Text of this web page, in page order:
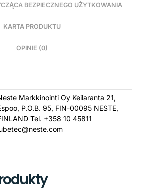
BEZPIECZNEGO UŻYTKOWANIA
KARTA PRODUKTU
OPINIE (0)
Markkinointi Oy Keilaranta 21,
P.O.B. 95, FIN-00095 NESTE,
Tel. +358 10 45811